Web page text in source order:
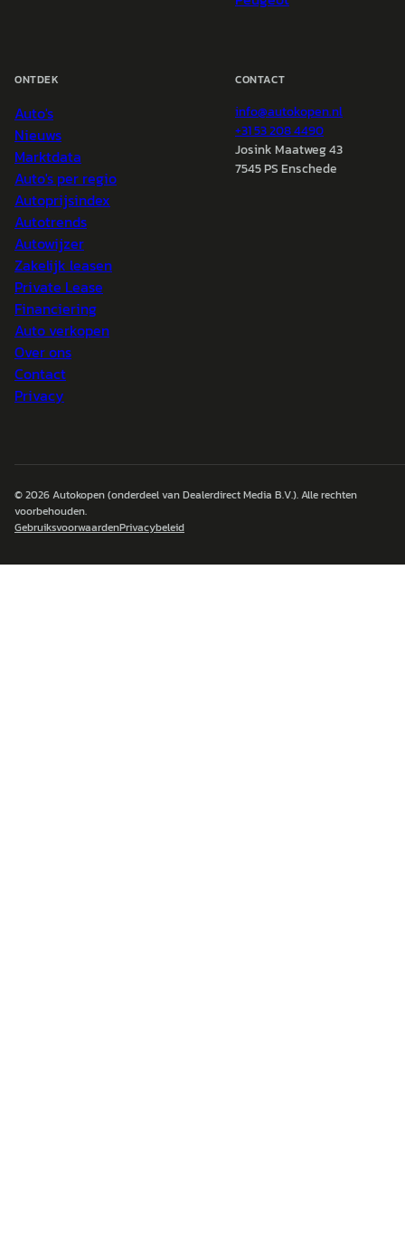
ONTDEK
Auto's
Nieuws
Marktdata
Auto's per regio
Autoprijsindex
Autotrends
Autowijzer
Zakelijk leasen
Private Lease
Financiering
Auto verkopen
Over ons
Contact
Privacy
CONTACT
info@autokopen.nl
+31 53 208 4490
Josink Maatweg 43
7545 PS Enschede
© 2026Autokopen(onderdeel van Dealerdirect Media B.V.). Alle rechten
voorbehouden.
GebruiksvoorwaardenPrivacybeleid